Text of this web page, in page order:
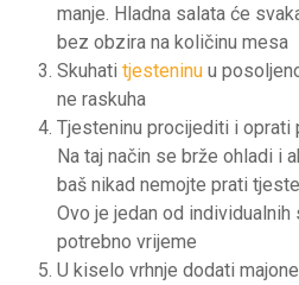
manje. Hladna salata će
bez obzira na količinu mesa
Skuhati tjesteninu u
ne raskuha
Tjesteninu procijediti i oprati
Na taj način se brže ohladi i
baš nikad nemojte prati
Ovo je jedan od individualnih
potrebno vrijeme
U kiselo vrhnje dodati